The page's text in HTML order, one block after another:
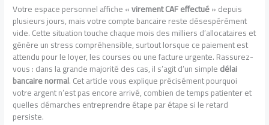
Votre espace personnel affiche «virement CAF effectué» depuis
plusieurs jours, mais votre compte bancaire reste désespérément
vide. Cette situation touche chaque mois des milliers d’allocataires et
génère un stress compréhensible, surtout lorsque ce paiement est
attendu pour le loyer, les courses ou une facture urgente. Rassurez-
vous : dans la grande majorité des cas, il s’agit d’un simpledélai
bancaire normal. Cet article vous explique précisément pourquoi
votre argent n’est pas encore arrivé, combien de temps patienter et
quelles démarches entreprendre étape par étape si le retard
persiste.